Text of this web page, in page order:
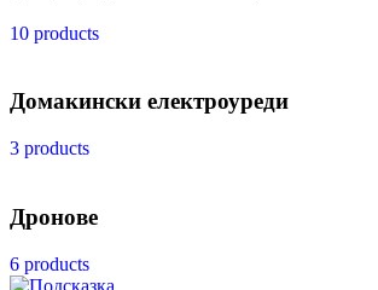
10 products
Домакински електроуреди
3 products
Дронове
6 products